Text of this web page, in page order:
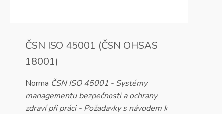
ČSN ISO 45001 (ČSN OHSAS
18001)
Norma ČSN ISO 45001 - Systémy
managementu bezpečnosti a ochrany
zdraví při práci - Požadavky s návodem k